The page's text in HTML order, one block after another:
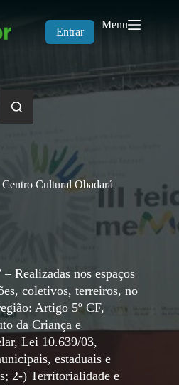
Entrar
Menu
Centro Cultural Obadará
Realizadas nos espaços
coletivos, terreiros, no
Artigo 5º CF,
da Criança e
Lei 10.639/03,
estaduais e
2-) Territorialidade e